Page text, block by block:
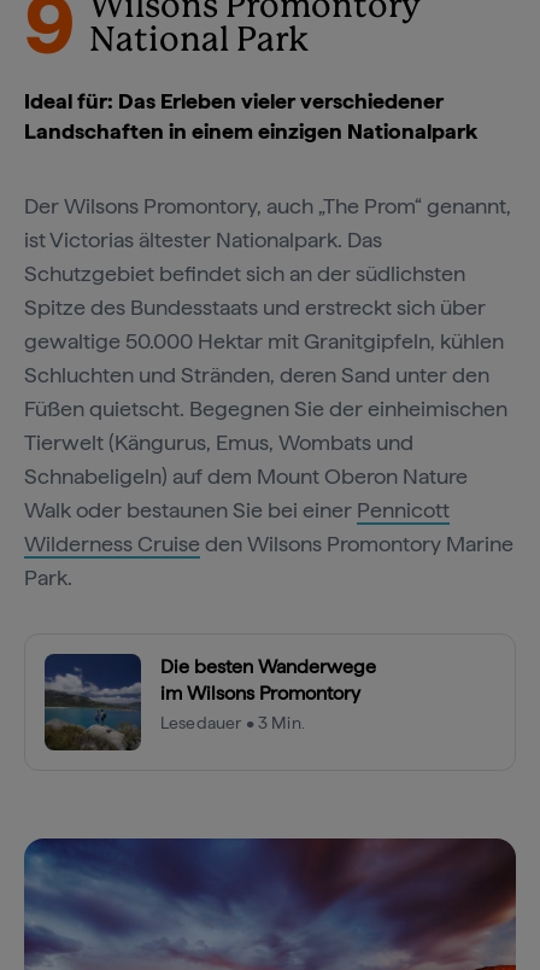
9
Wilsons Promontory
National Park
Ideal für: Das Erleben vieler verschiedener
Landschaften in einem einzigen Nationalpark
Der Wilsons Promontory, auch „The Prom“ genannt,
ist Victorias ältester Nationalpark. Das
Schutzgebiet befindet sich an der südlichsten
Spitze des Bundesstaats und erstreckt sich über
gewaltige 50.000 Hektar mit Granitgipfeln, kühlen
Schluchten und Stränden, deren Sand unter den
Füßen quietscht. Begegnen Sie der einheimischen
Tierwelt (Kängurus, Emus, Wombats und
Schnabeligeln) auf dem Mount Oberon Nature
Walk oder bestaunen Sie bei einer Pennicott
Wilderness Cruise den Wilsons Promontory Marine
Park.
Die besten Wanderwege
im Wilsons Promontory
Lesedauer • 3 Min.